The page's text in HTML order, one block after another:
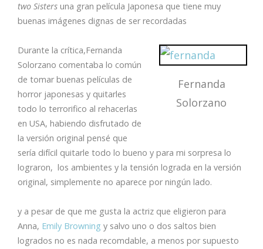
two Sisters una gran película Japonesa que tiene muy
buenas imágenes dignas de ser recordadas
Fernanda
Solorzano
Durante la crítica,Fernanda
Solorzano comentaba lo común
de tomar buenas películas de
horror japonesas y quitarles
todo lo terrorifico al rehacerlas
en USA, habiendo disfrutado de
la versión original pensé que
sería difícil quitarle todo lo bueno y para mi sorpresa lo
lograron, los ambientes y la tensión lograda en la versión
original, simplemente no aparece por ningún lado.
y a pesar de que me gusta la actriz que eligieron para
Anna, Emily Browning y salvo uno o dos saltos bien
logrados no es nada recomdable, a menos por supuesto